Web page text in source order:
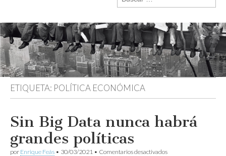
ETIQUETA: POLÍTICA ECONÓMICA
Sin Big Data nunca habrá
grandes políticas
por Enrique Feás • 30/03/2021 • Comentarios desactivadosen